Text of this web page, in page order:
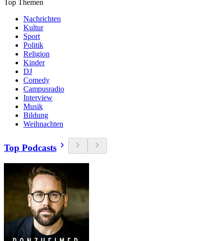
Top Themen
Nachrichten
Kultur
Sport
Politik
Religion
Kinder
DJ
Comedy
Campusradio
Interview
Musik
Bildung
Weihnachten
Top Podcasts